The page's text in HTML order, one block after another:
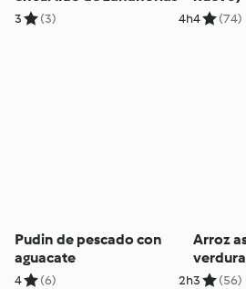
3 (3) 4h4 (74)
Pudin de pescado con
aguacate
4 (6) 2h
Arroz
3 (56)